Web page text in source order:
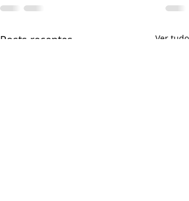
Posts recentes Ver tudo